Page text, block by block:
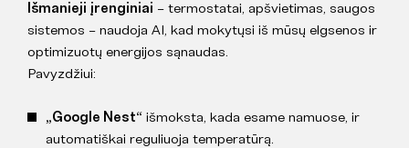
Išmanieji įrenginiai – termostatai, apšvietimas, saugos
sistemos – naudoja AI, kad mokytųsi iš mūsų elgsenos ir
optimizuotų energijos sąnaudas.
Pavyzdžiui:
„Google Nest“ išmoksta, kada esame namuose, ir
automatiškai reguliuoja temperatūrą.